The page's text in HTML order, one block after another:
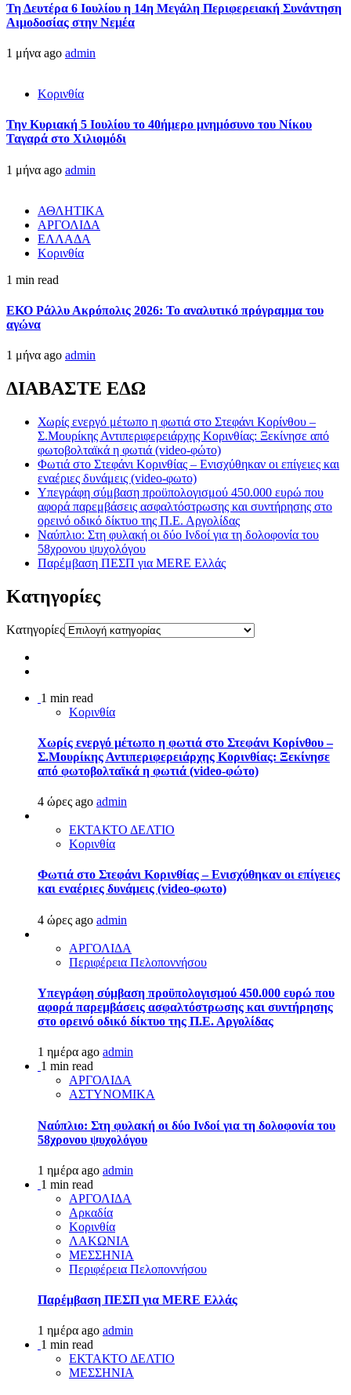
Τη Δευτέρα 6 Ιουλίου η 14η Μεγάλη Περιφερειακή Συνάντηση
Αιμοδοσίας στην Νεμέα
1 μήνα ago admin
Κορινθία
Την Κυριακή 5 Ιουλίου το 40ήμερο μνημόσυνο του Νίκου
Ταγαρά στο Χιλιομόδι
1 μήνα ago admin
ΑΘΛΗΤΙΚΑ
ΑΡΓΟΛΙΔΑ
ΕΛΛΑΔΑ
Κορινθία
1 min read
ΕΚΟ Ράλλυ Ακρόπολις 2026: Το αναλυτικό πρόγραμμα του
αγώνα
1 μήνα ago admin
ΔΙΑΒΑΣΤΕ ΕΔΩ
Χωρίς ενεργό μέτωπο η φωτιά στο Στεφάνι Κορίνθου –
Σ.Μουρίκης Αντιπεριφερειάρχης Κορινθίας: Ξεκίνησε από
φωτοβολταϊκά η φωτιά (video-φώτο)
Φωτιά στο Στεφάνι Κορινθίας – Ενισχύθηκαν οι επίγειες και
εναέριες δυνάμεις (video-φωτο)
Υπεγράφη σύμβαση προϋπολογισμού 450.000 ευρώ που
αφορά παρεμβάσεις ασφαλτόστρωσης και συντήρησης στο
ορεινό οδικό δίκτυο της Π.Ε. Αργολίδας
Ναύπλιο: Στη φυλακή οι δύο Ινδοί για τη δολοφονία του
58χρονου ψυχολόγου
Παρέμβαση ΠΕΣΠ για MERE Ελλάς
Kατηγορίες
Kατηγορίες
1 min read
Κορινθία
Χωρίς ενεργό μέτωπο η φωτιά στο Στεφάνι Κορίνθου –
Σ.Μουρίκης Αντιπεριφερειάρχης Κορινθίας: Ξεκίνησε
από φωτοβολταϊκά η φωτιά (video-φώτο)
4 ώρες ago admin
ΕΚΤΑΚΤΟ ΔΕΛΤΙΟ
Κορινθία
Φωτιά στο Στεφάνι Κορινθίας – Ενισχύθηκαν οι επίγειες
και εναέριες δυνάμεις (video-φωτο)
4 ώρες ago admin
ΑΡΓΟΛΙΔΑ
Περιφέρεια Πελοποννήσου
Υπεγράφη σύμβαση προϋπολογισμού 450.000 ευρώ που
αφορά παρεμβάσεις ασφαλτόστρωσης και συντήρησης
στο ορεινό οδικό δίκτυο της Π.Ε. Αργολίδας
1 ημέρα ago admin
1 min read
ΑΡΓΟΛΙΔΑ
ΑΣΤΥΝΟΜΙΚΑ
Ναύπλιο: Στη φυλακή οι δύο Ινδοί για τη δολοφονία του
58χρονου ψυχολόγου
1 ημέρα ago admin
1 min read
ΑΡΓΟΛΙΔΑ
Αρκαδία
Κορινθία
ΛΑΚΩΝΙΑ
ΜΕΣΣΗΝΙΑ
Περιφέρεια Πελοποννήσου
Παρέμβαση ΠΕΣΠ για MERE Ελλάς
1 ημέρα ago admin
1 min read
ΕΚΤΑΚΤΟ ΔΕΛΤΙΟ
ΜΕΣΣΗΝΙΑ